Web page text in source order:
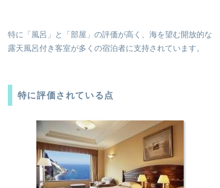
特に「風呂」と「部屋」の評価が高く、海を望む開放的な
露天風呂付き客室が多くの宿泊者に支持されています。
特に評価されている点